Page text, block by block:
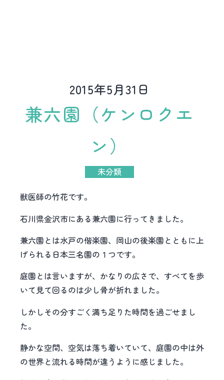
2015年5月31日
兼六園（ケンロクエ
ン）
未分類
獣医師の竹花です。
石川県金沢市にある兼六園に行ってきました。
兼六園とは水戸の偕楽園、岡山の後楽園とともに上
げられる日本三名園の１つです。
庭園とは言いますが、かなりの広さで、すべてを歩
いて見て回るのは少し骨が折れました。
しかしその分すごく満ち足りた時間を過ごせまし
た。
静かな空間、空気は落ち着いていて、庭園の中は外
の世界と流れる時間が違うように感じました。